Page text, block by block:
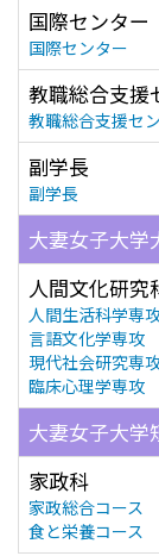
国際センター
国際センター
教職総合支援
教職総合支援セ
副学長
副学長
大妻女子大学
人間文化研究
人間生活科学専
言語文化学専攻
現代社会研究専
臨床心理学専攻
大妻女子大学
家政科
家政総合コース
食と栄養コース